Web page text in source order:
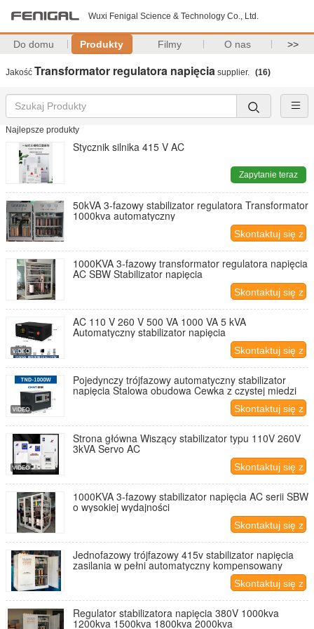
Wuxi Fenigal Science & Technology Co., Ltd.
Do domu Produkty Filmy O nas >>
Jakość Transformator regulatora napięcia supplier. (16)
Najlepsze produkty
Stycznik silnika 415 V AC
Zapytanie teraz
50kVA 3-fazowy stabilizator regulatora Transformator
1000kva automatyczny
Skontaktuj się z
nami
1000KVA 3-fazowy transformator regulatora napięcia
AC SBW Stabilizator napięcia
Skontaktuj się z
nami
AC 110 V 260 V 500 VA 1000 VA 5 kVA
Automatyczny stabilizator napięcia
Skontaktuj się z
nami
Pojedynczy trójfazowy automatyczny stabilizator
napięcia Stalowa obudowa Cewka z czystej miedzi
Skontaktuj się z
nami
Strona główna Wiszący stabilizator typu 110V 260V
3kVA Servo AC
Skontaktuj się z
nami
1000KVA 3-fazowy stabilizator napięcia AC serii SBW
o wysokiej wydajności
Skontaktuj się z
nami
Jednofazowy trójfazowy 415v stabilizator napięcia
zasilania w pełni automatyczny kompensowany
Skontaktuj się z
nami
Regulator stabilizatora napięcia 380V 1000kva
1200kva 1500kva 1800kva 2000kva